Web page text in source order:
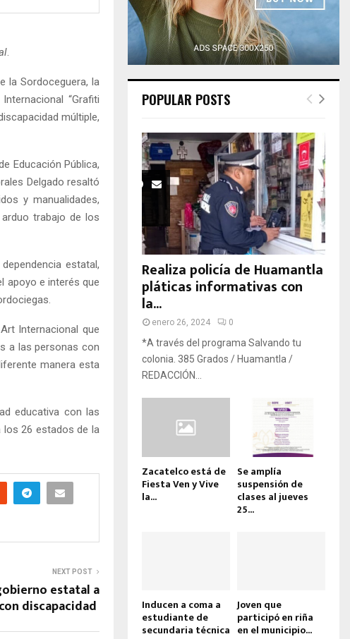
la Sordoceguera, la
“Grafiti
múltiple,
Educación Pública,
Delgado resaltó
y manualidades,
trabajo de los
estatal,
apoyo e interés que
Internacional que
a las personas con
manera esta
educativa con las
26 estados de la
NEXT POST
estatal a
discapacidad
POPULAR POSTS
Realiza policía de Huamantla
pláticas informativas con
la...
enero 26, 2024 0
*A través del programa Salvando tu
colonia. 385 Grados / Huamantla /
REDACCIÓN...
Zacatelco está de
Fiesta Ven y Vive
la...
Se amplía
suspensión de
clases al jueves
25...
Inducen a coma a
estudiante de
secundaria técnica
Joven que
participó en riña
en el municipio...